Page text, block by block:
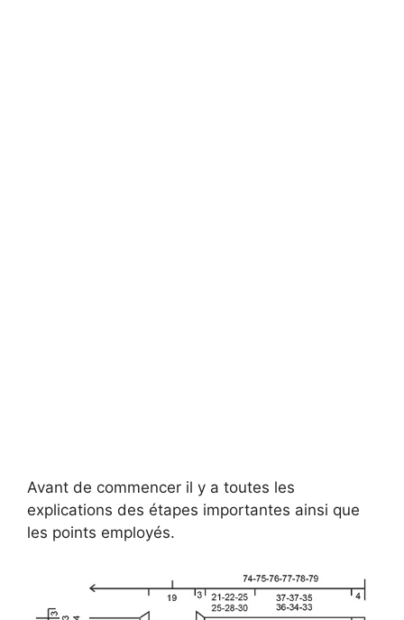
Avant de commencer il y a toutes les
explications des étapes importantes ainsi que
les points employés.